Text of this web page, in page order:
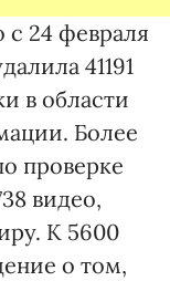
с 24 февраля
41191
в области
Более
проверке
видео,
К 5600
о том,